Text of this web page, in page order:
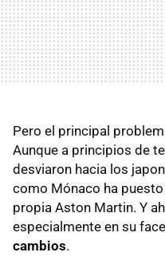
Pero el principal
Aunque a principios de
desviaron hacia los
como Mónaco ha
propia Aston Martin. Y
especialmente en su
cambios.